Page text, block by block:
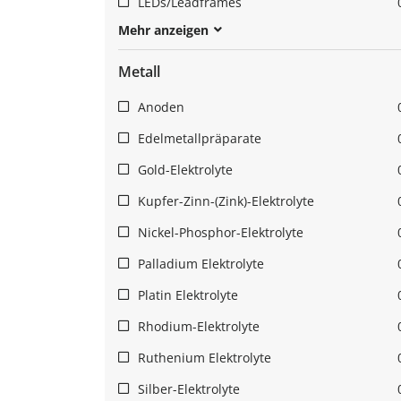
Mehr anzeigen
Metall
Anoden
Edelmetallpräparate
Gold-Elektrolyte
Kupfer-Zinn-(Zink)-Elektrolyte
Nickel-Phosphor-Elektrolyte
Palladium Elektrolyte
Platin Elektrolyte
Rhodium-Elektrolyte
Ruthenium Elektrolyte
Silber-Elektrolyte